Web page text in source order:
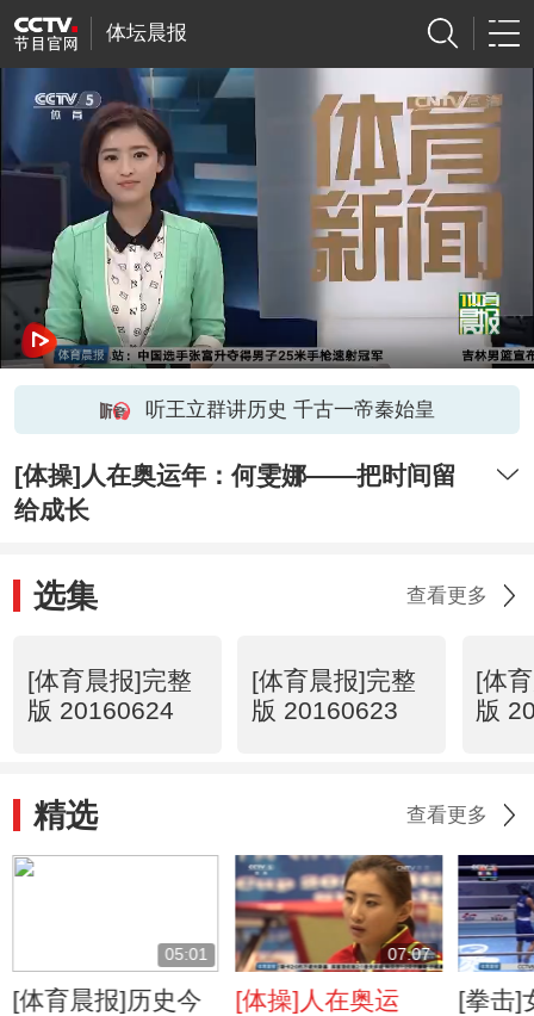
体坛晨报
听王立群讲历史 千古一帝秦始皇
[体操]人在奥运年：何雯娜——把时间留
给成长
选集 查看更多
[体育晨报]完整
版 20160624
[体育晨报]完整
版 20160623
[体
版
精选 查看更多
05:01
[体育晨报]历史今
07:07
[体操]人在奥运
[拳击]